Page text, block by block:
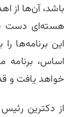
باشد، آن‌ها از
هسته‌ای دست
این برنامه‌ها
اساس، برنامه
خواهد یافت و
از دکترین